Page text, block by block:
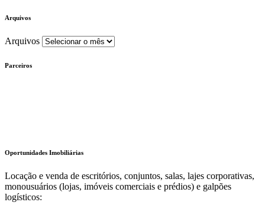
Arquivos
Arquivos
Parceiros
Oportunidades Imobiliárias
Locação e venda de escritórios, conjuntos, salas, lajes corporativas,
monousuários (lojas, imóveis comerciais e prédios) e galpões
logísticos: